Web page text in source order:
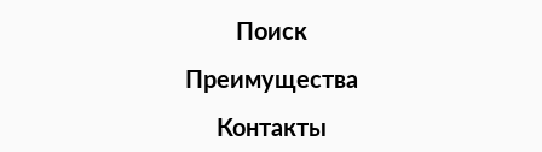
Поиск
Преимущества
Контакты